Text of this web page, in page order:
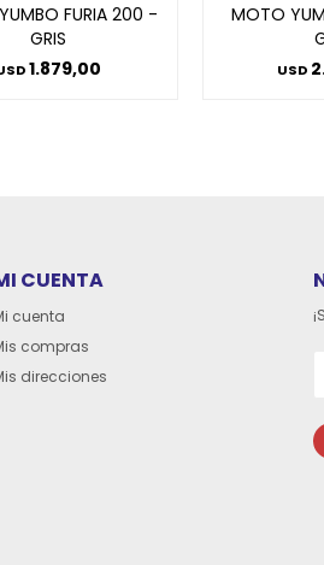
FURIA 200 -
GRIS
1.879,00
MOTO
USD
CUENTA
cuenta
compras
direcciones